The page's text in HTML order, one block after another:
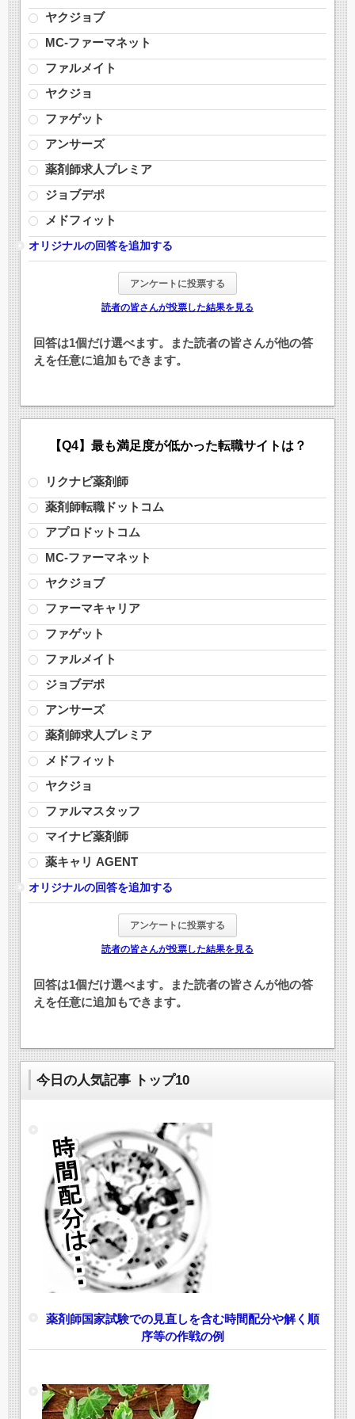
ヤクジョブ
MC-ファーマネット
ファルメイト
ヤクジョ
ファゲット
アンサーズ
薬剤師求人プレミア
ジョブデポ
メドフィット
オリジナルの回答を追加する
読者の皆さんが投票した結果を見る
回答は1個だけ選べます。また読者の皆さんが他の答
えを任意に追加もできます。
【Q4】最も満足度が低かった転職サイトは？
リクナビ薬剤師
薬剤師転職ドットコム
アプロドットコム
MC-ファーマネット
ヤクジョブ
ファーマキャリア
ファゲット
ファルメイト
ジョブデポ
アンサーズ
薬剤師求人プレミア
メドフィット
ヤクジョ
ファルマスタッフ
マイナビ薬剤師
薬キャリ AGENT
オリジナルの回答を追加する
読者の皆さんが投票した結果を見る
回答は1個だけ選べます。また読者の皆さんが他の答
えを任意に追加もできます。
今日の人気記事 トップ10
薬剤師国家試験での見直しを含む時間配分や解く順
序等の作戦の例